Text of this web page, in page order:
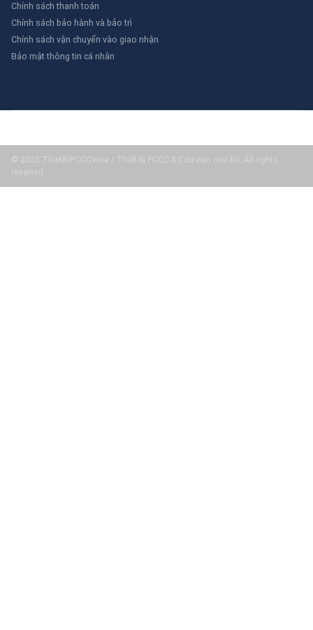
Chính sách thanh toán
Chính sách bảo hành và bảo trì
Chính sách vận chuyển vào giao nhận
Bảo mật thông tin cá nhân
© 2025 ThietBiPCCCVina / Thiết bị PCCC & Cứu nạn cứu hộ. All rights
reserved.